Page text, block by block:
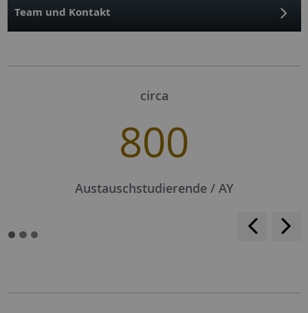
Team und Kontakt
circa
800
Austauschstudierende / AY